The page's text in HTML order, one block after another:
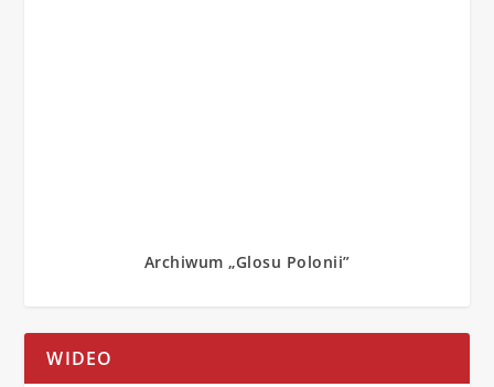
Archiwum „Glosu Polonii”
WIDEO